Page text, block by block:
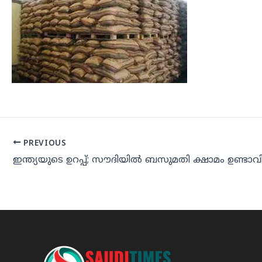
PREVIOUS
ഇന്ത്യയുടെ ഉറപ്പ്; സൗദിയില്‍ ബസുമതി ക്ഷാമം